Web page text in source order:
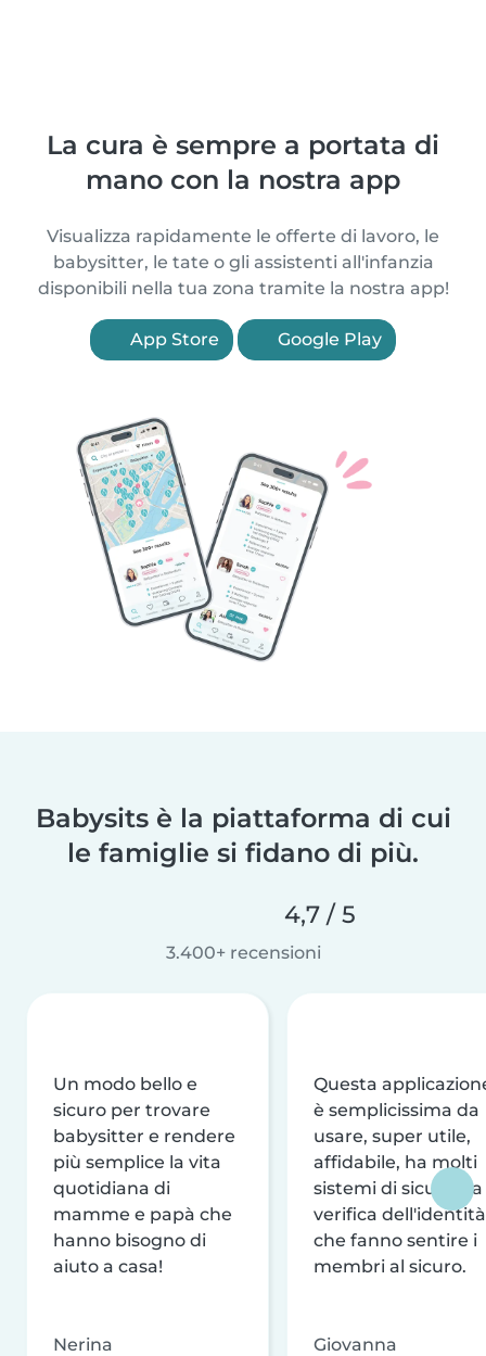
La cura è sempre a portata di
mano con la nostra app
Visualizza rapidamente le offerte di lavoro, le
babysitter, le tate o gli assistenti all'infanzia
disponibili nella tua zona tramite la nostra app!
App Store Google Play
Babysits è la piattaforma di cui
le famiglie si fidano di più.
4,7 / 5
3.400+ recensioni
Un modo bello e
sicuro per trovare
babysitter e rendere
più semplice la vita
quotidiana di
mamme e papà che
hanno bisogno di
aiuto a casa!
Nerina
Questa
è semplicissima da
usare, super utile,
affidabile, ha molti
sistemi di sicurezza
verifica dell'identità
che fanno sentire i
membri al sicuro.
Giovanna